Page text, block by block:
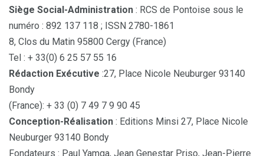
Siège Social-Administration : RCS de Pontoise sous le
numéro : 892 137 118 ; ISSN 2780-1861
8, Clos du Matin 95800 Cergy (France)
Tel : + 33(0) 6 25 57 55 16
Rédaction Exécutive :27, Place Nicole Neuburger 93140
Bondy
(France): + 33 (0) 7 49 7 9 90 45
Conception-Réalisation : Editions Minsi 27, Place Nicole
Neuburger 93140 Bondy
Fondateurs : Paul Yamga, Jean Genestar Priso, Jean-Pierre